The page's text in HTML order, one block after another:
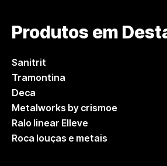
Produtos em
Sanitrit
Tramontina
Deca
Metalworks by crismoe
Ralo linear Elleve
Roca louças e metais